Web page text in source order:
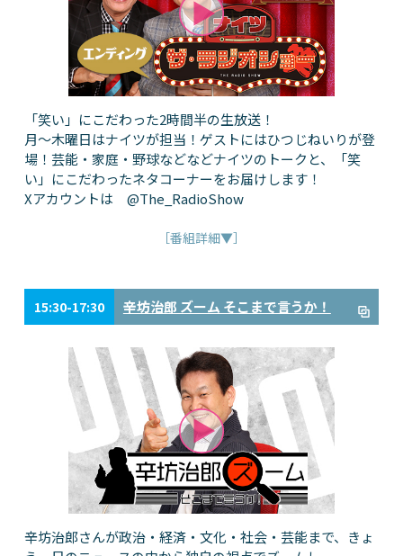
「笑い」にこだわった2時間半の生放送！
月～木曜日はナイツが担当！ゲストにはひつじねいりが登
場！芸能・家庭・野球などなどナイツのトークと、「笑
い」にこだわったネタコーナーをお届けします！
Xアカウントは @The_RadioShow
［番組詳細▼］
15:30-17:30 辛坊治郎 ズーム そこまで言うか！
辛坊治郎さんが政治・経済・文化・社会・芸能まで、きょ